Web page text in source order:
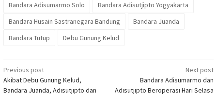
Bandara Adisumarmo Solo
Bandara Adisutjipto Yogyakarta
Bandara Husain Sastranegara Bandung
Bandara Juanda
Bandara Tutup
Debu Gunung Kelud
Post
navigation
Previous post
Akibat Debu Gunung Kelud,
Bandara Juanda, Adisutjipto dan
Next post
Bandara Adisumarmo dan
Adisutjipto Beroperasi Hari Selasa